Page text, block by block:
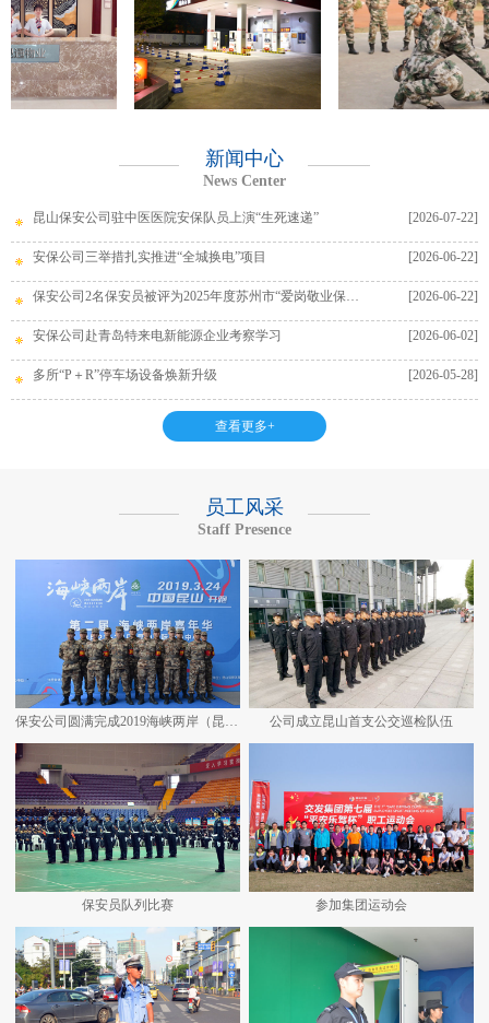
新闻中心
News Center
昆山保安公司驻中医医院安保队员上演“生死速递” [2026-07-22]
安保公司三举措扎实推进“全城换电”项目 [2026-06-22]
保安公司2名保安员被评为2025年度苏州市“爱岗敬业保安员” [2026-06-22]
安保公司赴青岛特来电新能源企业考察学习 [2026-06-02]
多所“P＋R”停车场设备焕新升级 [2026-05-28]
查看更多+
员工风采
Staff Presence
公司成立昆山首支公交巡检队伍
保安员队列比赛 参加集团运动会